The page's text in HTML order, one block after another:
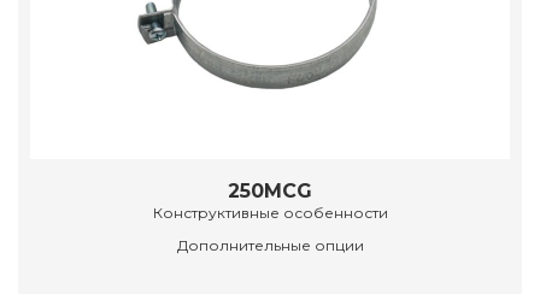
250MCG
Конструктивные особенности
Дополнительные опции